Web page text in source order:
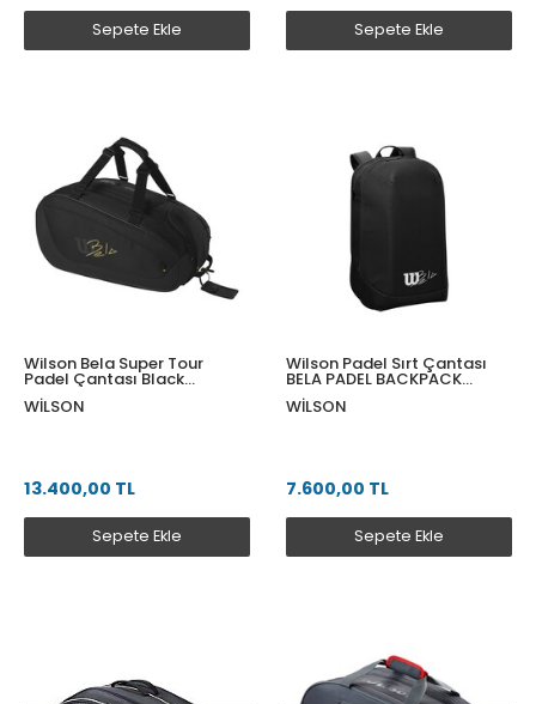
Sepete Ekle Sepete Ekle
Wilson Bela Super Tour
Padel Çantası Black
WR8907201001
WILSON
13.400,00 TL
Sepete Ekle
Wilson Padel Sırt Çantası
BELA PADEL BACKPACK
BLACK WR8903401001
WILSON
7.600,00 TL
Sepete Ekle